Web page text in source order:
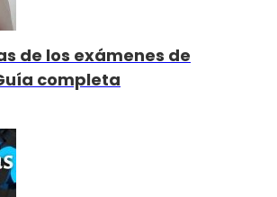
de los exámenes de
completa